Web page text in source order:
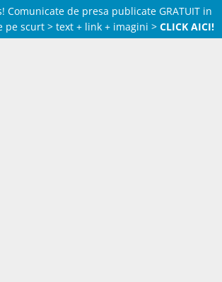
Comunicate de presa publicate GRATUIT in
scurt > text + link + imagini > CLICK AICI!